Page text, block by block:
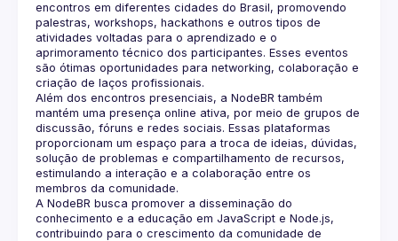
encontros em diferentes cidades do Brasil, promovendo
palestras, workshops, hackathons e outros tipos de
atividades voltadas para o aprendizado e o
aprimoramento técnico dos participantes. Esses eventos
são ótimas oportunidades para networking, colaboração e
Além dos encontros presenciais, a NodeBR também
mantém uma presença online ativa, por meio de grupos de
discussão, fóruns e redes sociais. Essas plataformas
proporcionam um espaço para a troca de ideias, dúvidas,
solução de problemas e compartilhamento de recursos,
estimulando a interação e a colaboração entre os
A NodeBR busca promover a disseminação do
conhecimento e a educação em JavaScript e Node.js,
contribuindo para o crescimento da comunidade de